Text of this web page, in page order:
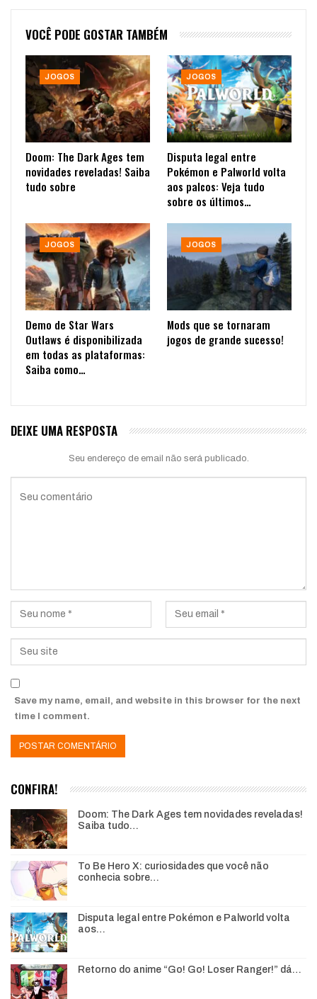
VOCÊ PODE GOSTAR TAMBÉM
JOGOS
Doom: The Dark Ages tem
novidades reveladas! Saiba
tudo sobre
JOGOS
Disputa legal entre
Pokémon e Palworld volta
aos palcos: Veja tudo
sobre os últimos…
JOGOS
Demo de Star Wars
Outlaws é disponibilizada
em todas as plataformas:
Saiba como…
JOGOS
Mods que se tornaram
jogos de grande sucesso!
DEIXE UMA RESPOSTA
Seu endereço de email não será publicado.
Save my name, email, and website in this browser for the next
time I comment.
CONFIRA!
Doom: The Dark Ages tem novidades reveladas!
Saiba tudo…
To Be Hero X: curiosidades que você não
conhecia sobre…
Disputa legal entre Pokémon e Palworld volta
aos…
Retorno do anime “Go! Go! Loser Ranger!” dá…